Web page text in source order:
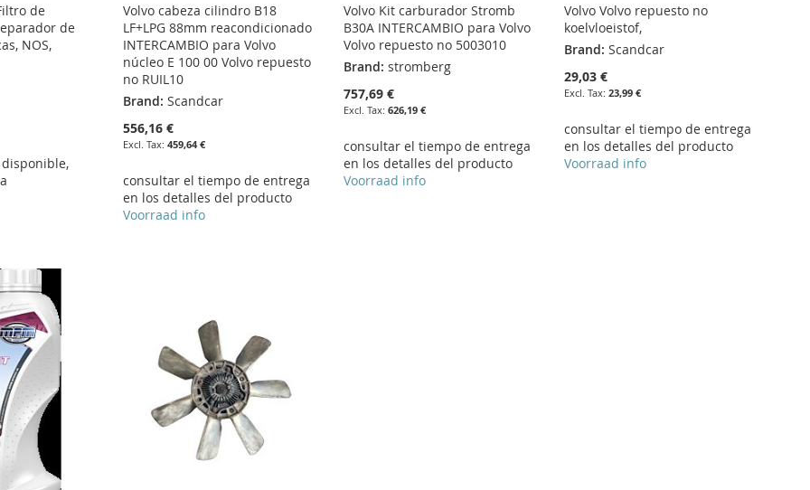
de
de
NOS,
Volvo cabeza cilindro B18
LF+LPG 88mm reacondicionado
INTERCAMBIO para Volvo
núcleo E 100 00 Volvo repuesto
no RUIL10
Brand: Scandcar
556,16 €
459,64 €
consultar el tiempo de entrega
en los detalles del producto
Voorraad info
Volvo Kit carburador Stromb
B30A INTERCAMBIO para Volvo
Volvo repuesto no 5003010
Brand: stromberg
757,69 €
626,19 €
consultar el tiempo de entrega
en los detalles del producto
Voorraad info
Volvo Volvo repuesto no
koelvloeistof,
Brand: Scandcar
29,03 €
23,99 €
consultar el tiempo de entrega
en los detalles del producto
Voorraad info